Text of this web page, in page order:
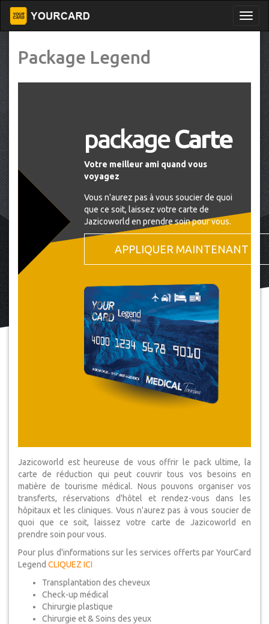
Package Legend
packageCarte
Votre meilleur ami quand vous
voyagez
Vous n'aurez pas à vous soucier de quoi
que ce soit, laissez votre carte de
Jazicoworld en prendre soin pour vous.
APPLIQUER MAINTENANT
Jazicoworld est heureuse de vous offrir le pack ultime, la
carte de réduction qui peut couvrir tous vos besoins en
matière de tourisme médical. Nous pouvons organiser vos
transferts, réservations d'hôtel et rendez-vous dans les
hôpitaux et les cliniques. Vous n'aurez pas à vous soucier de
quoi que ce soit, laissez votre carte de Jazicoworld en
prendre soin pour vous.
Pour plus d'informations sur les services offerts par YourCard
Legend CLIQUEZ ICI
Transplantation des cheveux
Check-up médical
Chirurgie plastique
Chirurgie et & Soins des yeux